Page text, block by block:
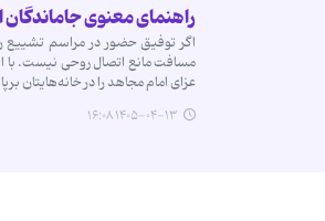
راهنمای معنوی جاماندگان
اگر توفیق حضور در مراسم تشییع
مسافت مانع اتصال روحی نیست. با
عزای امام مجاهد را در خانه‌هایتان
۱۴۰۵-۰۴-۱۳ ۱۶:۰۸